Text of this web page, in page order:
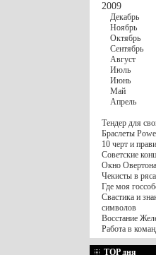
2009
Декабрь
Ноябрь
Октябрь
Сентябрь
Август
Июль
Июнь
Май
Апрель
Тендер для
Браслеты
10 черт и
Советские
Окно
Чекисты в
Где моя
Свастика и
символов
Восстание
Работа в
TOP дня